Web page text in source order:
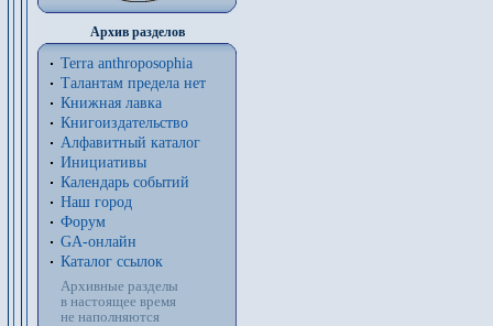
Архив разделов
Terra anthroposophia
Талантам предела нет
Книжная лавка
Книгоиздательство
Алфавитный каталог
Инициативы
Календарь событий
Наш город
Форум
GA-онлайн
Каталог ссылок
Архивные разделы
в настоящее время
не наполняются